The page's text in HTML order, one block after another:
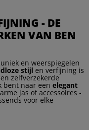
- DE
VAN BEN
en weerspiegelen
stijl en verfijning is
zelfverzekerde
bent naar een elegant
jas of accessoires -
voor elke